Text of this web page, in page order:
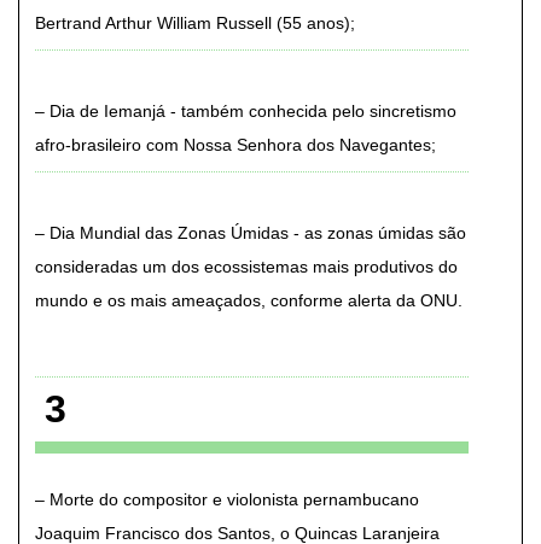
Bertrand Arthur William Russell (55 anos)
Dia de Iemanjá - também conhecida pelo sincretismo
afro-brasileiro com Nossa Senhora dos Navegantes
Dia Mundial das Zonas Úmidas - as zonas úmidas são
consideradas um dos ecossistemas mais produtivos do
mundo e os mais ameaçados, conforme alerta da ONU
3
Morte do compositor e violonista pernambucano
Joaquim Francisco dos Santos, o Quincas Laranjeira